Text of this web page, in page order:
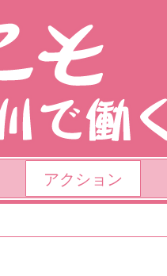
アクション